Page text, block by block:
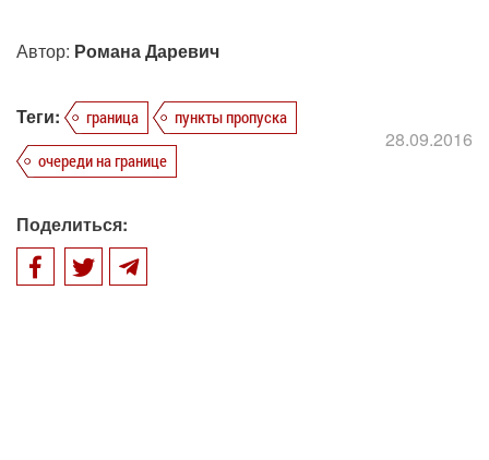
Автор: Романа Даревич
Теги: граница
пункты пропуска
очереди на границе
28.09.2016
Поделиться: